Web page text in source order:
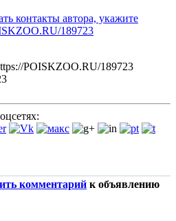
контакты автора, укажите
189723
POISKZOO.RU/189723
комментарий к объявлению